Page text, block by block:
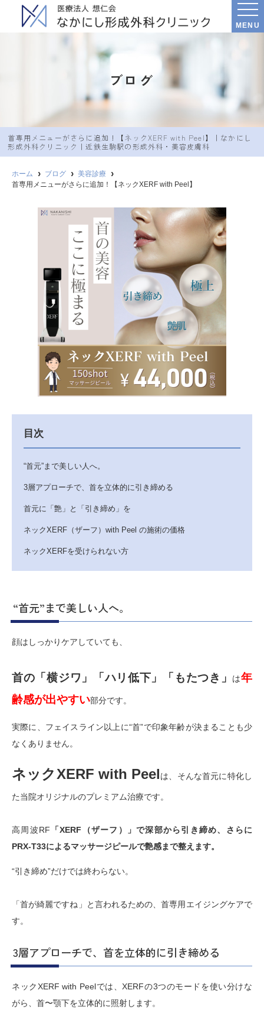
MENU
ブログ
首専用メニューがさらに追加！【ネックXERF with Peel】｜なかにし︎
形成外科クリニック｜近鉄生駒駅の形成外科・美容皮膚科
ホーム ブログ
美容診療
首専用メニューがさらに追加！【ネックXERF with Peel】
目次
“首元”まで美しい人へ。
3層アプローチで、首を立体的に引き締める
首元に「艶」と「引き締め」を
ネックXERF（ザーフ）with Peel の施術の価格
ネックXERFを受けられない方
“首元”まで美しい人へ。
顔はしっかりケアしていても、
首の「横ジワ」「ハリ低下」「もたつき」 は年
齢感が出やすい部分です。
実際に、フェイスライン以上に“首”で印象年齢が決まることも少
なくありません。
ネックXERF with Peelは、そんな首元に特化し
た当院オリジナルのプレミアム治療です。
高周波RF 「XERF（ザーフ）」で深部から引き締め、さらに
PRX-T33によるマッサージピールで艶感まで整えます。
“引き締め”だけでは終わらない。
「首が綺麗ですね」と言われるための、首専用エイジングケアで
す。
3層アプローチで、首を立体的に引き締める
ネックXERF with Peelでは、XERFの3つのモードを使い分けな
がら、首〜顎下を立体的に照射します。